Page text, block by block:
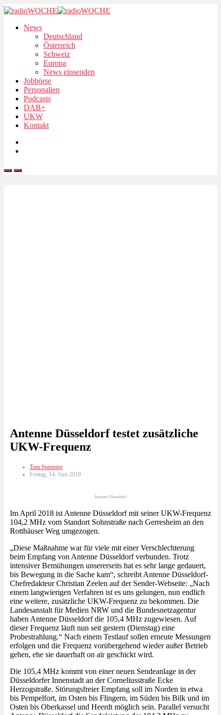
News
Deutschland
Österreich
Schweiz
Europa
News einsenden
Jobbörse
Personalien
Podcasts
DAB+
UKW
Kontakt
Antenne Düsseldorf testet zusätzliche
UKW-Frequenz
Tom Sprenger
Freitag, 14. Juni 2019
Antenne Düsseldorf
Im April 2018 ist Antenne Düsseldorf mit seiner UKW-Frequenz
104,2 MHz vom Standort Sohnstraße nach Gerresheim an den
Rotthäuser Weg umgezogen.
„Diese Maßnahme war für viele mit einer Verschlechterung
beim Empfang von Antenne Düsseldorf verbunden. Trotz
intensiver Bemühungen unsererseits hat es sehr lange gedauert,
bis Bewegung in die Sache kam“, schreibt Antenne Düsseldorf-
Chefredakteur Christian Zeelen auf der Sender-Webseite: „Nach
einem langwierigen Verfahren ist es uns gelungen, nun endlich
eine weitere, zusätzliche UKW-Frequenz zu bekommen. Die
Landesanstalt für Medien NRW und die Bundesnetzagentur
haben Antenne Düsseldorf die 105,4 MHz zugewiesen. Auf
dieser Frequenz läuft nun seit gestern (Dienstag) eine
Probestrahlung.“ Nach einem Testlauf sollen erneute Messungen
erfolgen und die Frequenz vorübergehend wieder außer Betrieb
gehen, ehe sie dauerhaft on air geschickt wird.
Die 105,4 MHz kommt von einer neuen Sendeanlage in der
Düsseldorfer Innenstadt an der Corneliusstraße Ecke
Herzogstraße. Störungsfreier Empfang soll im Norden in etwa
bis Pempelfort, im Osten bis Flingern, im Süden bis Bilk und im
Osten bis Oberkassel und Heerdt möglich sein. Parallel versucht